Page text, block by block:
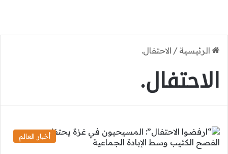
الرئيسية / الاحتفال.
الاحتفال.
أخبار العالم